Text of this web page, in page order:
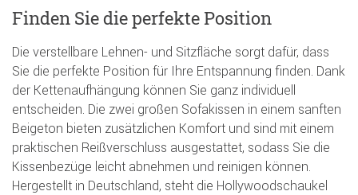
Finden Sie die perfekte Position
Die verstellbare Lehnen- und Sitzfläche sorgt dafür, dass
Sie die perfekte Position für Ihre Entspannung finden. Dank
der Kettenaufhängung können Sie ganz individuell
entscheiden. Die zwei großen Sofakissen in einem sanften
Beigeton bieten zusätzlichen Komfort und sind mit einem
praktischen Reißverschluss ausgestattet, sodass Sie die
Kissenbezüge leicht abnehmen und reinigen können.
Hergestellt in Deutschland, steht die Hollywoodschaukel